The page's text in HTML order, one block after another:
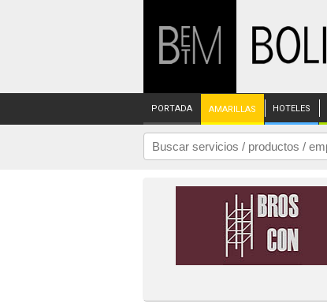
PORTADA AMARILLAS HOTELES